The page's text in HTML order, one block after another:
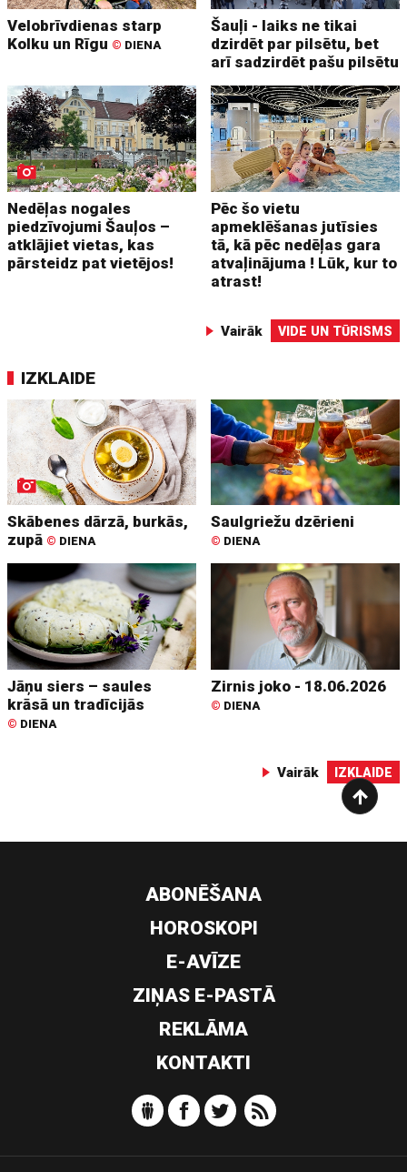
Velobrīvdienas starp
Kolku un Rīgu © DIENA
Šauļi - laiks ne tikai
dzirdēt par pilsētu, bet
arī sadzirdēt pašu pilsētu
Nedēļas nogales
piedzīvojumi Šauļos –
atklājiet vietas, kas
pārsteidz pat vietējos!
Pēc šo vietu
apmeklēšanas jutīsies
tā, kā pēc nedēļas gara
atvaļinājuma ! Lūk, kur to
atrast!
Vairāk VIDE UN TŪRISMS
IZKLAIDE
Skābenes dārzā, burkās,
zupā © DIENA
Saulgriežu dzērieni
© DIENA
Jāņu siers – saules
krāsā un tradīcijās
© DIENA
Zirnis joko - 18.06.2026
© DIENA
Vairāk IZKLAIDE
ABONĒŠANA
HOROSKOPI
E-AVĪZE
ZIŅAS E-PASTĀ
REKLĀMA
KONTAKTI